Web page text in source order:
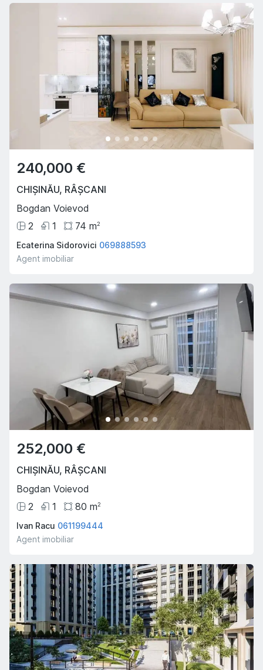
240,000 €
CHIȘINĂU, RÂȘCANI
Bogdan Voievod
2
1 74 m2
Ecaterina Sidorovici 069888593
Agent imobiliar
252,000 €
CHIȘINĂU, RÂȘCANI
Bogdan Voievod
2
1 80 m2
Ivan Racu 061199444
Agent imobiliar